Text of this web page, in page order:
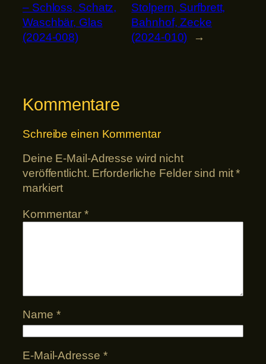
– Schloss, Schatz,
Waschbär, Glas
(2024-008)
Stolpern, Surfbrett,
Bahnhof, Zecke
(2024-010)
→
Kommentare
Schreibe einen Kommentar
Deine E-Mail-Adresse wird nicht
veröffentlicht. Erforderliche Felder sind mit*
markiert
Kommentar*
Name *
E-Mail-Adresse *